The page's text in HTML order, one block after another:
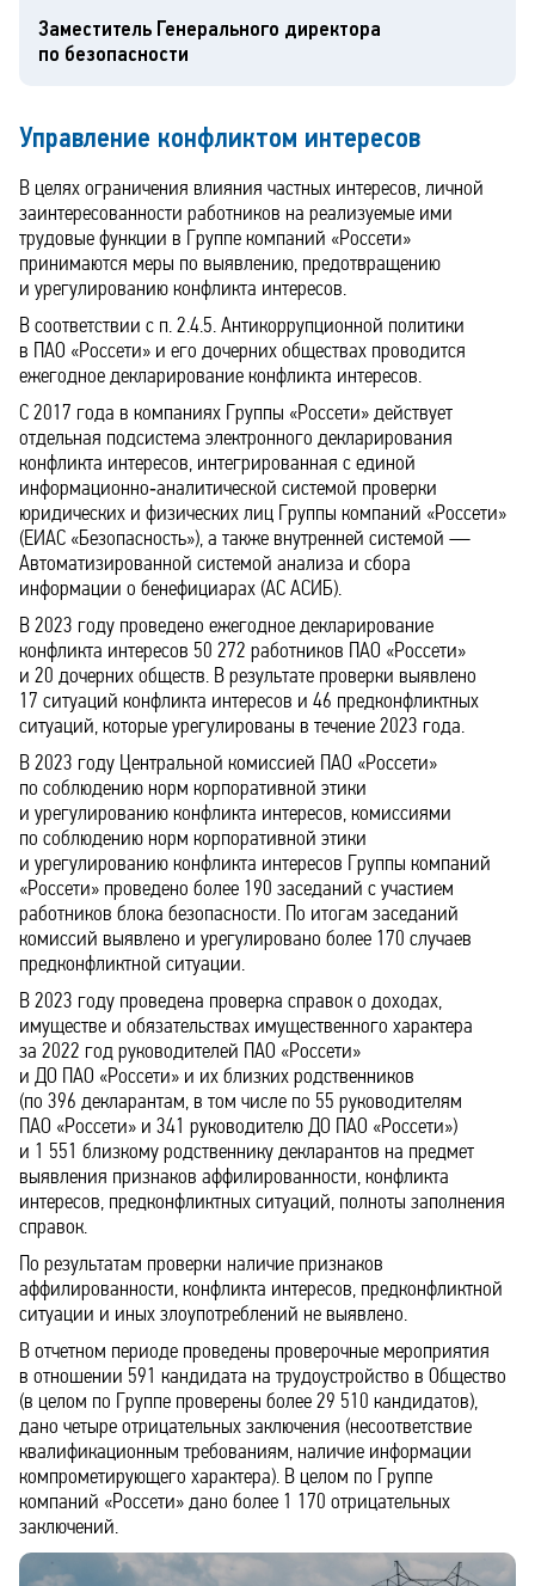
Заместитель Генерального директора
по безопасности
Управление конфликтом интересов
В целях ограничения влияния частных интересов, личной
заинтересованности работников на реализуемые ими
трудовые функции в Группе компаний «Россети»
принимаются меры по выявлению, предотвращению
и урегулированию конфликта интересов.
В соответствии с п. 2.4.5. Антикоррупционной политики
в ПАО «Россети» и его дочерних обществах проводится
ежегодное декларирование конфликта интересов.
С 2017 года в компаниях Группы «Россети» действует
отдельная подсистема электронного декларирования
конфликта интересов, интегрированная с единой
информационно‑аналитической системой проверки
юридических и физических лиц Группы компаний «Россети»
(ЕИАС «Безопасность»), а также внутренней системой —
Автоматизированной системой анализа и сбора
информации о бенефициарах (АС АСИБ).
В 2023 году проведено ежегодное декларирование
конфликта интересов 50 272 работников ПАО «Россети»
и 20 дочерних обществ. В результате проверки выявлено
17 ситуаций конфликта интересов и 46 предконфликтных
ситуаций, которые урегулированы в течение 2023 года.
В 2023 году Центральной комиссией ПАО «Россети»
по соблюдению норм корпоративной этики
и урегулированию конфликта интересов, комиссиями
по соблюдению норм корпоративной этики
и урегулированию конфликта интересов Группы компаний
«Россети» проведено более 190 заседаний с участием
работников блока безопасности. По итогам заседаний
комиссий выявлено и урегулировано более 170 случаев
предконфликтной ситуации.
В 2023 году проведена проверка справок о доходах,
имуществе и обязательствах имущественного характера
за 2022 год руководителей ПАО «Россети»
и ДО ПАО «Россети» и их близких родственников
(по 396 декларантам, в том числе по 55 руководителям
ПАО «Россети» и 341 руководителю ДО ПАО «Россети»)
и 1 551 близкому родственнику декларантов на предмет
выявления признаков аффилированности, конфликта
интересов, предконфликтных ситуаций, полноты заполнения
справок.
По результатам проверки наличие признаков
аффилированности, конфликта интересов, предконфликтной
ситуации и иных злоупотреблений не выявлено.
В отчетном периоде проведены проверочные мероприятия
в отношении 591 кандидата на трудоустройство в Общество
(в целом по Группе проверены более 29 510 кандидатов),
дано четыре отрицательных заключения (несоответствие
квалификационным требованиям, наличие информации
компрометирующего характера). В целом по Группе
компаний «Россети» дано более 1 170 отрицательных
заключений.